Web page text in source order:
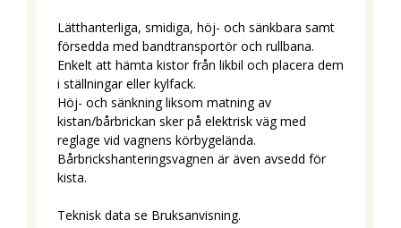
Lätthanterliga, smidiga, höj- och sänkbara samt
försedda med bandtransportör och rullbana.
Enkelt att hämta kistor från likbil och placera dem
i ställningar eller kylfack.
Höj- och sänkning liksom matning av
kistan/bårbrickan sker på elektrisk väg med
reglage vid vagnens körbygelända.
Bårbrickshanteringsvagnen är även avsedd för
kista.
Teknisk data se Bruksanvisning.